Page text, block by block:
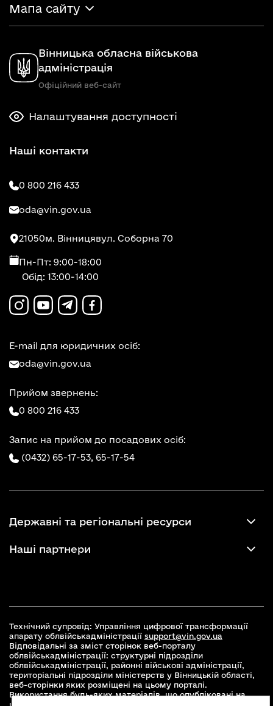
Мапа сайту
Вінницька обласна військова
адміністрація
Офіційний веб-сайт
Налаштування доступності
Наші контакти
0 800 216 433
oda@vin.gov.ua
21050м. Вінницявул. Соборна 70
Пн-Пт: 9:00-18:00
Обід: 13:00-14:00
E-mail для юридичних осіб:
oda@vin.gov.ua
Прийом звернень:
0 800 216 433
Запис на прийом до посадових осіб:
(0432) 65-17-53, 65-17-54
Державні та регіональні ресурси
Наші партнери
Технічний супровід: Управління цифрової трансформації
апарату облвійськадміністрації support@vin.gov.ua
Відповідальні за зміст сторінок веб-порталу
облвійськадміністрації: структурні підрозділи
облвійськадміністрації, районні військові адміністрації,
територіальні підрозділи міністерств у Вінницькій області,
веб-сторінки яких розміщені на цьому порталі.
Використання будь-яких матеріалів, що опубліковані на